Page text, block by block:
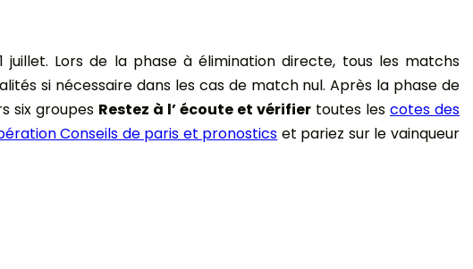
juillet. Lors de la phase à élimination directe, tous les matchs
si nécessaire dans les cas de match nul. Après la phase de
six groupes Restez à l’ écoute et vérifier toutes les cotes des
Conseils de paris et pronostics et pariez sur le vainqueur